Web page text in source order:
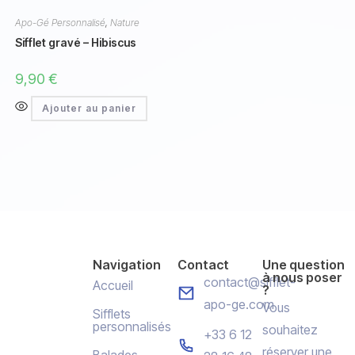
Apo-Gé Personnalisé, Nature
Sifflet gravé – Hibiscus
9,90 €
Ajouter au panier
Navigation
Accueil
Sifflets
personnalisés
Contact
contact@sifflet-
apo-ge.com
+33 6 12
Une question
à nous poser
?
Vous
souhaitez
réserver une